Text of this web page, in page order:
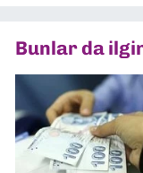
Bunlar da